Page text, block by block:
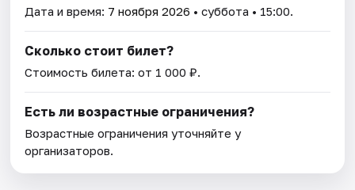
Дата и время: 7 ноября 2026 • суббота • 15:00.
Сколько стоит билет?
Стоимость билета: от 1 000 ₽.
Есть ли возрастные ограничения?
Возрастные ограничения уточняйте у
организаторов.